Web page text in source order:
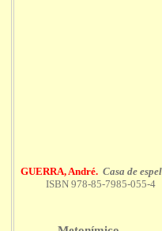
GUERRA, André. Casa de
ISBN 978-85-7985-055-4